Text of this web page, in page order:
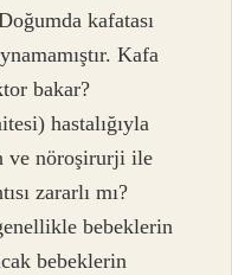
kafatası
Kafa
bakar?
hastalığıyla
ve nöroşirurji ile
zararlı mı?
bebeklerin
bebeklerin